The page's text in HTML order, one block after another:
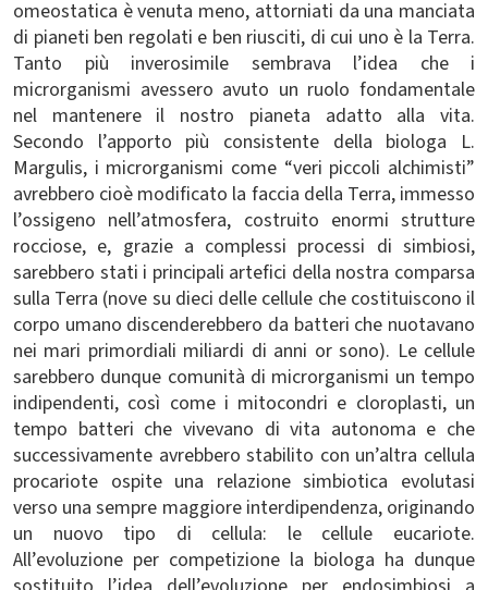
omeostatica è venuta meno, attorniati da una manciata
di pianeti ben regolati e ben riusciti, di cui uno è la Terra.
Tanto più inverosimile sembrava l’idea che i
microrganismi avessero avuto un ruolo fondamentale
nel mantenere il nostro pianeta adatto alla vita.
Secondo l’apporto più consistente della biologa L.
Margulis, i microrganismi come “veri piccoli alchimisti”
avrebbero cioè modificato la faccia della Terra, immesso
l’ossigeno nell’atmosfera, costruito enormi strutture
rocciose, e, grazie a complessi processi di simbiosi,
sarebbero stati i principali artefici della nostra comparsa
sulla Terra (nove su dieci delle cellule che costituiscono il
corpo umano discenderebbero da batteri che nuotavano
nei mari primordiali miliardi di anni or sono). Le cellule
sarebbero dunque comunità di microrganismi un tempo
indipendenti, così come i mitocondri e cloroplasti, un
tempo batteri che vivevano di vita autonoma e che
successivamente avrebbero stabilito con un’altra cellula
procariote ospite una relazione simbiotica evolutasi
verso una sempre maggiore interdipendenza, originando
un nuovo tipo di cellula: le cellule eucariote.
All’evoluzione per competizione la biologa ha dunque